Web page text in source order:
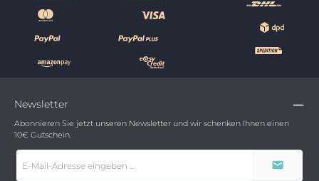
Newsletter
Abonnieren Sie jetzt unseren Newsletter und wir schenken Ihnen einen
10€ Gutschein.
E-
Mail-